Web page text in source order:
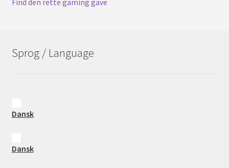
Find den rette gaming gave
Sprog / Language
Dansk
Dansk